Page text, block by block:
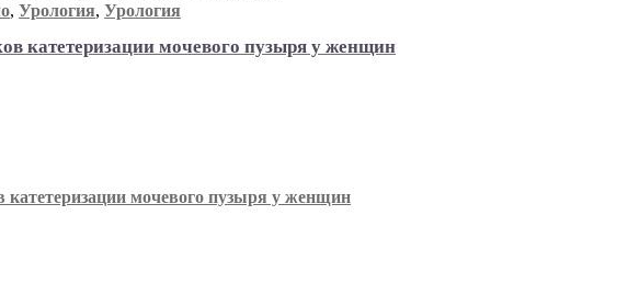
, Урология, Урология
катетеризации мочевого пузыря у женщин
мочевого пузыря у женщин